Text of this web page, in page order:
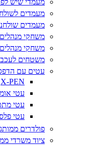
מעמדי שיש
מעמדים
מעמדים
משחקי
משחקי מנהלים
משטחים
עטים עם
X-PEN
עטי
עטי
עטי
פולדרים
ציוד משרדי